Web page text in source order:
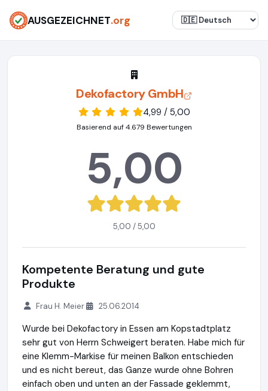
AUSGEZEICHNET.org
Dekofactory GmbH
4,99 / 5,00
Basierend auf 4.679 Bewertungen
5,00
5,00 / 5,00
Kompetente Beratung und gute
Produkte
Frau H. Meier 25.06.2014
Wurde bei Dekofactory in Essen am Kopstadtplatz
sehr gut von Herrn Schweigert beraten. Habe mich für
eine Klemm-Markise für meinen Balkon entschieden
und es nicht bereut, das Ganze wurde ohne Bohren
einfach oben und unten an der Fassade geklemmt,